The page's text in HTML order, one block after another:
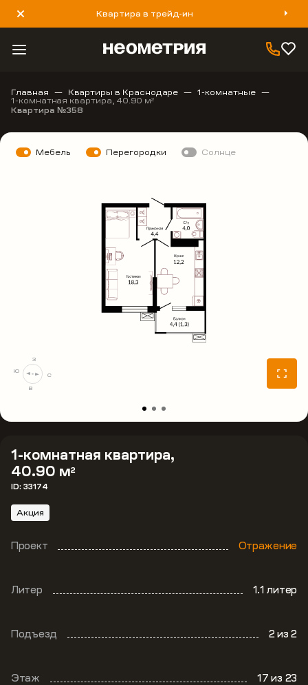
Квартира в трейд-ин
8 800 777 40 93
Главная Квартиры в Краснодаре 1-комнатные
1-комнатная квартира, 40.90 м2
Квартира №358
1-комнатная квартира,
40.90 м2
ID: 33174
Акция
Проект Отражение
Литер 1.1 литер
Подъезд 2из 2
Этаж 17из 23
Мебель Перегородки Солнце
С
В
Ю
З